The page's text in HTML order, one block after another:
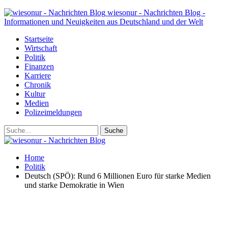
wiesonur - Nachrichten Blog -
Informationen und Neuigkeiten aus Deutschland und der Welt
Startseite
Wirtschaft
Politik
Finanzen
Karriere
Chronik
Kultur
Medien
Polizeimeldungen
Home
Politik
Deutsch (SPÖ): Rund 6 Millionen Euro für starke Medien
und starke Demokratie in Wien